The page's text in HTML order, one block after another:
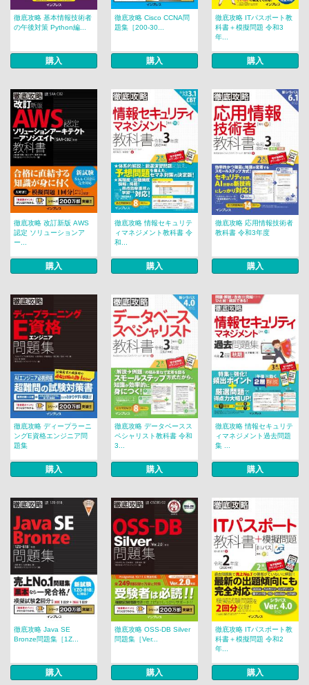
徹底攻略 基本情報技術者
の午後対策 Python編...
購入
徹底攻略 Cisco CCNA問
題集［200-30...
購入
徹底攻略 ITパスポート教
科書＋模擬問題 令和3
年...
購入
徹底攻略 改訂新版 AWS
認定 ソリューションア
ー...
購入
徹底攻略 情報セキュリテ
ィマネジメント教科書 令
和...
購入
徹底攻略 応用情報技術者
教科書 令和3年度
購入
徹底攻略 ディープラーニ
ングE資格エンジニア問
題集
購入
徹底攻略 データベースス
ペシャリスト教科書 令和
3...
購入
徹底攻略 情報セキュリテ
ィマネジメント過去問題
集 ...
購入
徹底攻略 Java SE
Bronze問題集［1Z...
購入
徹底攻略 OSS-DB Silver
問題集［Ver...
購入
徹底攻略 ITパスポート教
科書＋模擬問題 令和2
年...
購入